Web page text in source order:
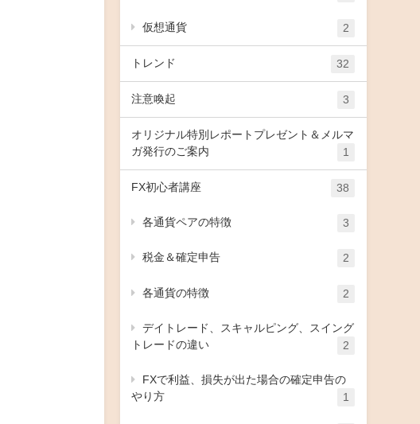
仮想通貨 2
トレンド 32
注意喚起 3
オリジナル特別レポートプレゼント＆メルマ
ガ発行のご案内
1
FX初心者講座 38
各通貨ペアの特徴 3
税金＆確定申告 2
各通貨の特徴 2
デイトレード、スキャルピング、スイング
トレードの違い
2
FXで利益、損失が出た場合の確定申告の
やり方
1